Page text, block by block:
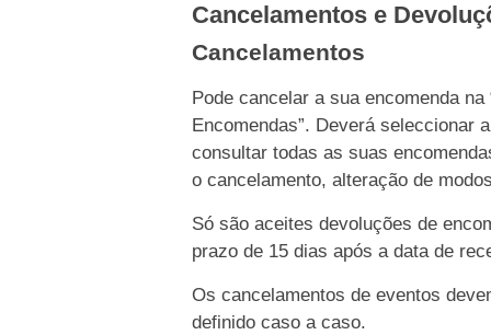
Cancelamentos e
Cancelamentos
Pode cancelar a sua encomenda
Encomendas”. Deverá seleccionar
consultar todas as suas
o cancelamento, alteração de
Só são aceites devoluções de
prazo de 15 dias após a data de
Os cancelamentos de eventos
definido caso a caso.